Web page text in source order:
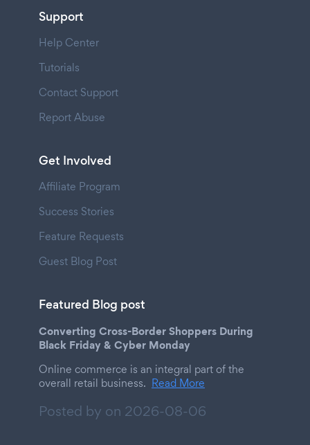
Support
Help Center
Tutorials
Contact Support
Report Abuse
Get Involved
Affiliate Program
Success Stories
Feature Requests
Guest Blog Post
Featured Blog post
Converting Cross-Border Shoppers During
Black Friday & Cyber Monday
Online commerce is an integral part of the
overall retail business. Read More
Posted by on 2026-08-06